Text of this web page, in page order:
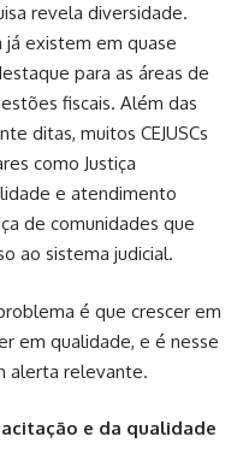
revela diversidade.
existem em quase
para as áreas de
fiscais. Além das
ditas, muitos CEJUSCs
como Justiça
e atendimento
de comunidades que
ao sistema judicial.
é que crescer em
em qualidade, e é nesse
alerta relevante.
e da qualidade